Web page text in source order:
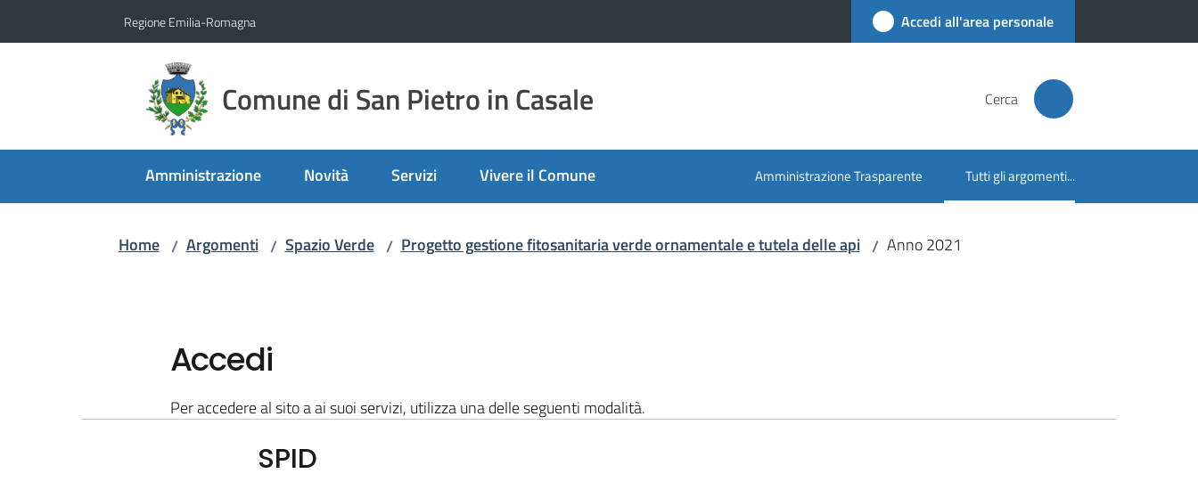
Regione Emilia-Romagna Accedi all'area personale
Comune di San Pietro in Casale Cerca
Amministrazione Novità Servizi Vivere il Comune Amministrazione Trasparente Tutti gli argomenti...
Menu selezionato
Home / Argomenti / Spazio Verde / Progetto gestione fitosanitaria verde ornamentale e tutela delle api / Anno 2021
Accedi
Per accedere al sito a ai suoi servizi, utilizza una delle seguenti modalità.
SPID